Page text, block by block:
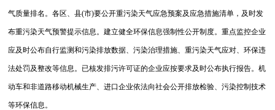
气质量排名。各区、县(市)要公开重污染天气应急预案及应急措施清单，及时发
布重污染天气预警提示信息。建立健全环保信息强制性公开制度。重点监控企业
应及时公布自行监测和污染排放数据、污染治理措施、重污染天气应对、环保违
法处罚及整改等信息。已核发排污许可证的企业应按要求及时公布执行报告。机
动车和非道路移动机械生产、进口企业依法向社会公开排放检验、污染控制技术
等环保信息。